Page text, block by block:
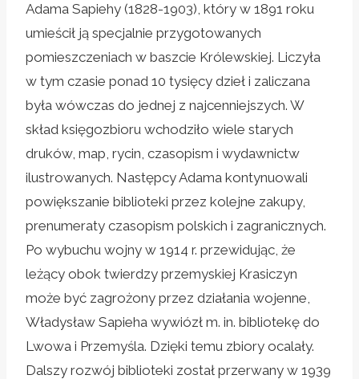
Adama Sapiehy (1828-1903), który w 1891 roku
umieścił ją specjalnie przygotowanych
pomieszczeniach w baszcie Królewskiej. Liczyła
w tym czasie ponad 10 tysięcy dzieł i zaliczana
była wówczas do jednej z najcenniejszych. W
skład księgozbioru wchodziło wiele starych
druków, map, rycin, czasopism i wydawnictw
ilustrowanych. Następcy Adama kontynuowali
powiększanie biblioteki przez kolejne zakupy,
prenumeraty czasopism polskich i zagranicznych.
Po wybuchu wojny w 1914 r. przewidując, że
leżący obok twierdzy przemyskiej Krasiczyn
może być zagrożony przez działania wojenne,
Władysław Sapieha wywiózł m. in. bibliotekę do
Lwowa i Przemyśla. Dzięki temu zbiory ocalały.
Dalszy rozwój biblioteki został przerwany w 1939